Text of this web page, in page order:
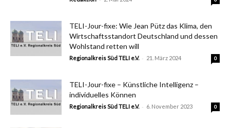
TELI-Jour-fixe: Wie Jean Pütz das Klima, den
Wirtschaftsstandort Deutschland und dessen
Wohlstand retten will
Regionalkreis Süd TELI e.V. - 21. März 2024 0
TELI-Jour-fixe – Künstliche Intelligenz –
individuelles Können
Regionalkreis Süd TELI e.V. - 6. November 2023 0